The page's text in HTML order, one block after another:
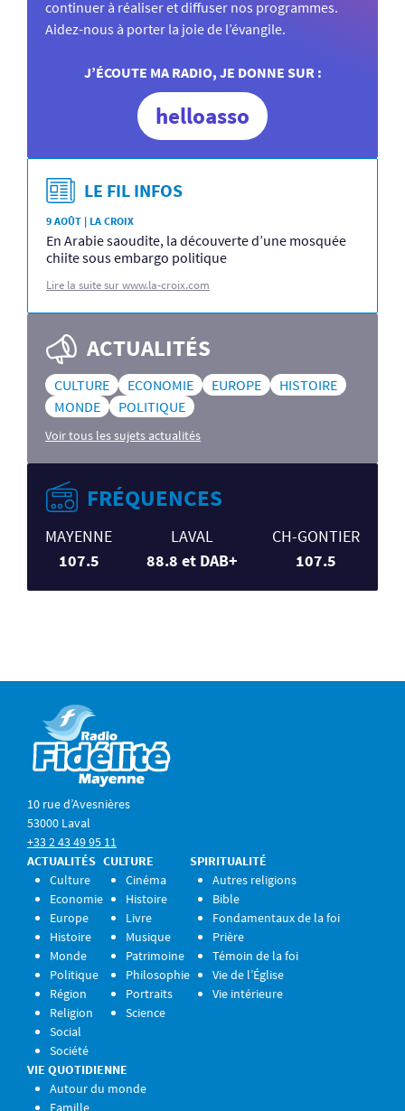
continuer à réaliser et diffuser nos programmes.
Aidez-nous à porter la joie de l’évangile.
J’ÉCOUTE MA RADIO, JE DONNE SUR :
helloasso
LE FIL INFOS
9 AOÛT | LA CROIX
En Arabie saoudite, la découverte d’une mosquée
chiite sous embargo politique
Lire la suite sur www.la-croix.com
ACTUALITÉS
CULTURE ECONOMIE EUROPE
HISTOIRE
MONDE
POLITIQUE
Voir tous les sujets actualités
FRÉQUENCES
MAYENNE
107.5
LAVAL
88.8 et DAB+
CH-GONTIER
107.5
10 rue d’Avesnières
53000 Laval
+33 2 43 49 95 11
ACTUALITÉS
Culture
Economie
Europe
Histoire
Monde
Politique
Région
Religion
Social
Société
CULTURE
Cinéma
Histoire
Livre
Musique
Patrimoine
Philosophie
Portraits
Science
SPIRITUALITÉ
Autres religions
Bible
Fondamentaux de la foi
Prière
Témoin de la foi
Vie de l’Église
Vie intérieure
VIE QUOTIDIENNE
Autour du monde
Famille